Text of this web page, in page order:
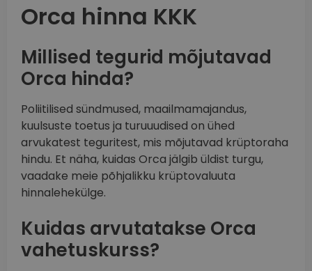
Orca hinna KKK
Millised tegurid mõjutavad
Orca hinda?
Poliitilised sündmused, maailmamajandus,
kuulsuste toetus ja turuuudised on ühed
arvukatest teguritest, mis mõjutavad krüptoraha
hindu. Et näha, kuidas Orca jälgib üldist turgu,
vaadake meie põhjalikku krüptovaluuta
hinnalehekülge.
Kuidas arvutatakse Orca
vahetuskurss?